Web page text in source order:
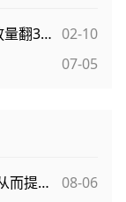
B站爆款秘籍：下拉词优化如何让播放量翻3倍？实战案例拆解！ 02-10
07-05
如何借助一秒推实现下拉词排名优化从而提升网站流量？
08-06